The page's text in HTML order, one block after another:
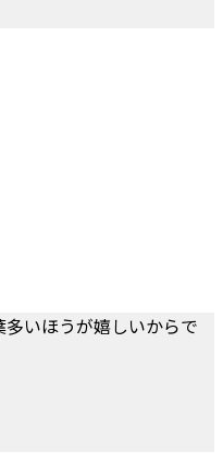
いほうが嬉しいからで